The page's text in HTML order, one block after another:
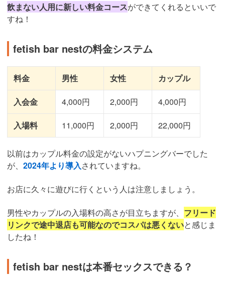
飲まない人用に新しい料金コースができてくれるといいで
すね！
fetish bar nestの料金システム
料金 男性 女性 カップル
入会金 4,000円 2,000円 4,000円
入場料 11,000円 2,000円 22,000円
以前はカップル料金の設定がないハプニングバーでした
が、 2024年より導入されていますね。
お店に久々に遊びに行くという人は注意しましょう。
男性やカップルの入場料の高さが目立ちますが、 フリード
リンクで途中退店も可能なのでコスパは悪くないと感じま
したね！
fetish bar nestは本番セックスできる？